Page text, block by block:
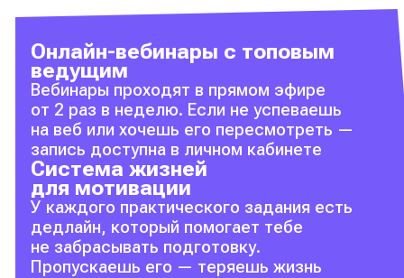
Онлайн-вебинары с топовым
ведущим
Вебинары проходят в прямом эфире
от 2 раз в неделю. Если не успеваешь
на веб или хочешь его пересмотреть —
запись доступна в личном кабинете
Система жизней
для мотивации
У каждого практического задания есть
дедлайн, который помогает тебе
не забрасывать подготовку.
Пропускаешь его — теряешь жизнь